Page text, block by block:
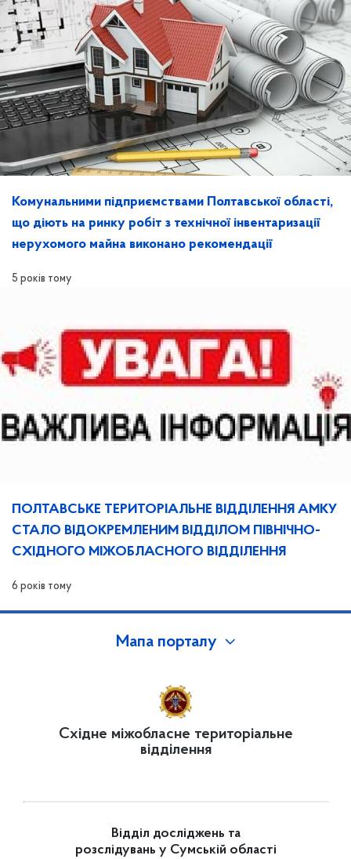
Комунальними підприємствами Полтавської області,
що діють на ринку робіт з технічної інвентаризації
нерухомого майна виконано рекомендації
5 років тому
ПОЛТАВСЬКЕ ТЕРИТОРІАЛЬНЕ ВІДДІЛЕННЯ АМКУ
СТАЛО ВІДОКРЕМЛЕНИМ ВІДДІЛОМ ПІВНІЧНО-
СХІДНОГО МІЖОБЛАСНОГО ВІДДІЛЕННЯ
6 років тому
Мапа порталу
Східне міжобласне територіальне
відділення
Відділ досліджень та
розслідувань у Сумській області